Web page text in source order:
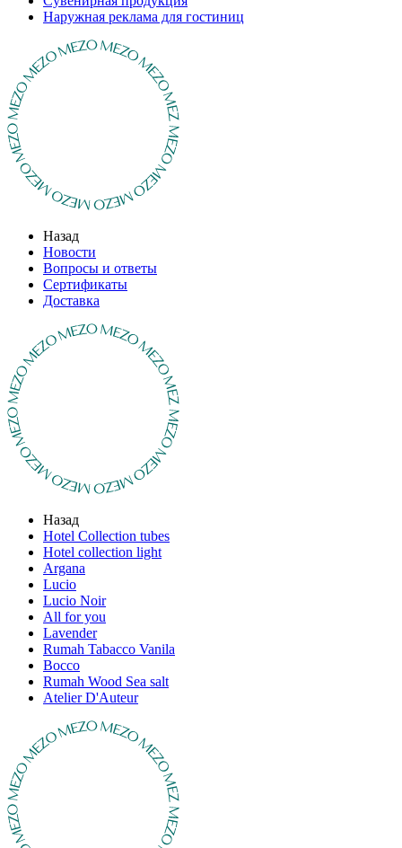
Наружная реклама для гостиниц
Назад
Новости
Вопросы и ответы
Сертификаты
Доставка
Назад
Hotel Collection tubes
Hotel collection light
Argana
Lucio
Lucio Noir
All for you
Lavender
Rumah Tabacco Vanila
Bocco
Rumah Wood Sea salt
Atelier D'Auteur